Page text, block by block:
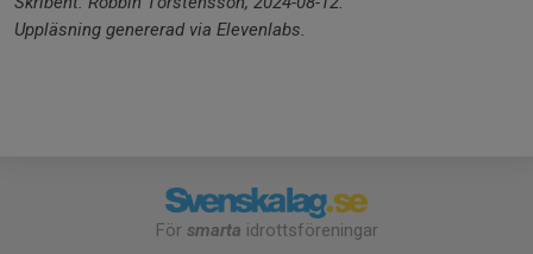
Uppläsning genererad via Elevenlabs.
För smarta idrottsföreningar